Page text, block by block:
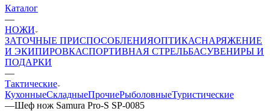
Каталог
—
НОЖИ
ЗАТОЧНЫЕ ПРИСПОСОБЛЕНИЯОПТИКАСНАРЯЖЕНИЕ
И ЭКИПИРОВКАСПОРТИВНАЯ СТРЕЛЬБАСУВЕНИРЫ И
ПОДАРКИ
—
Тактические
КухонныеСкладныеПрочиеРыболовныеТуристические
—Шеф нож Samura Pro-S SP-0085